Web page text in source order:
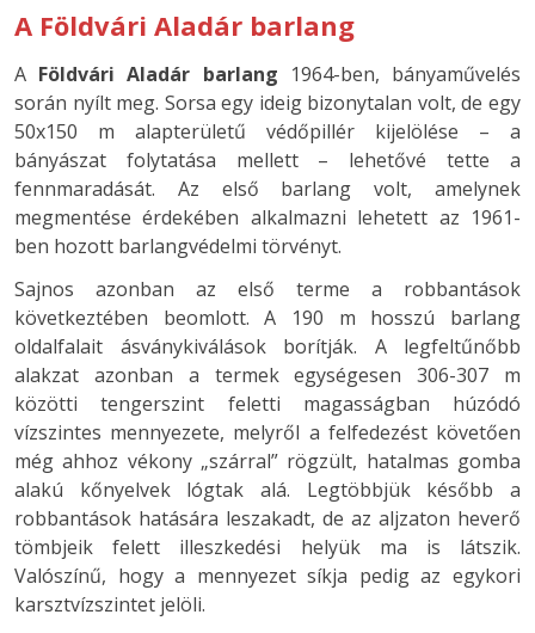
A Földvári Aladár barlang
A Földvári Aladár barlang 1964-ben, bányaművelés
során nyílt meg. Sorsa egy ideig bizonytalan volt, de egy
50x150 m alapterületű védőpillér kijelölése – a
bányászat folytatása mellett – lehetővé tette a
fennmaradását. Az első barlang volt, amelynek
megmentése érdekében alkalmazni lehetett az 1961-
ben hozott barlangvédelmi törvényt.
Sajnos azonban az első terme a robbantások
következtében beomlott. A 190 m hosszú barlang
oldalfalait ásványkiválások borítják. A legfeltűnőbb
alakzat azonban a termek egységesen 306-307 m
közötti tengerszint feletti magasságban húzódó
vízszintes mennyezete, melyről a felfedezést követően
még ahhoz vékony „szárral” rögzült, hatalmas gomba
alakú kőnyelvek lógtak alá. Legtöbbjük később a
robbantások hatására leszakadt, de az aljzaton heverő
tömbjeik felett illeszkedési helyük ma is látszik.
Valószínű, hogy a mennyezet síkja pedig az egykori
karsztvízszintet jelöli.